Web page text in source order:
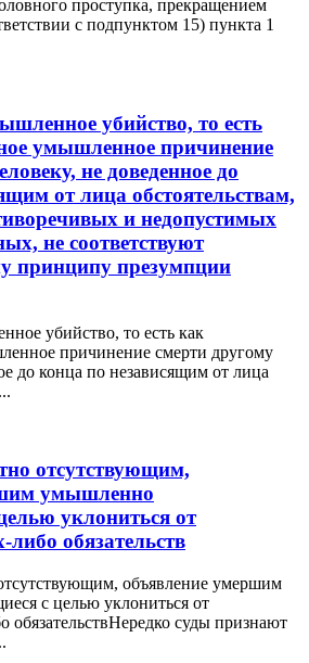
проступка, прекращением
с подпунктом 15) пункта 1
убийство, то есть
умышленное причинение
не доведенное до
от лица обстоятельствам,
и недопустимых
не соответствуют
принципу презумпции
убийство, то есть как
причинение смерти другому
до конца по независящим от лица
отсутствующим,
умышленно
уклониться от
обязательств
объявление умершим
с целью уклониться от
обязательствНередко суды признают